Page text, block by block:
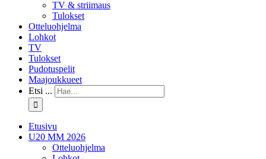
TV & striimaus
Tulokset
Otteluohjelma
Lohkot
TV
Tulokset
Pudotuspelit
Maajoukkueet
Etsi ...
Etusivu
U20 MM 2026
Otteluohjelma